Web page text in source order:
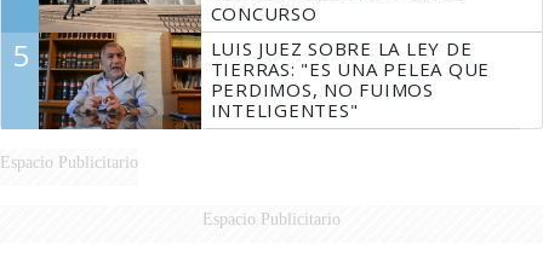
CONCURSO
5
LUIS JUEZ SOBRE LA LEY DE
TIERRAS: "ES UNA PELEA QUE
PERDIMOS, NO FUIMOS
INTELIGENTES"
Espacio Publicitario
Espacio Publicitario